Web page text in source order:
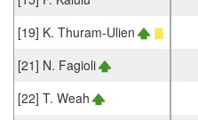
[19] K. Thuram-Ulien
[21] N. Fagioli
[22] T. Weah